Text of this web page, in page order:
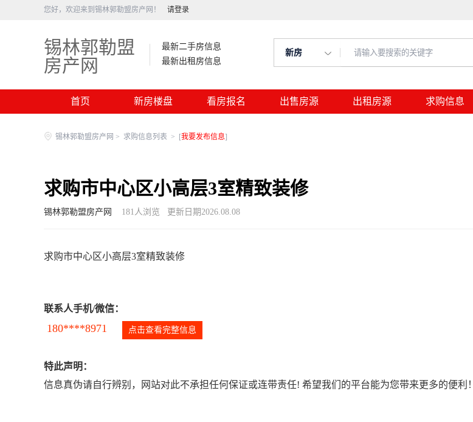
您好，欢迎来到锡林郭勒盟房产网！ 请登录
锡林郭勒盟
房产网
最新二手房信息
最新出租房信息
新房
首页 新房楼盘 看房报名 出售房源 出租房源 求购信息
锡林郭勒盟房产网 > 求购信息列表 > [我要发布信息]
求购市中心区小高层3室精致装修
锡林郭勒盟房产网 181人浏览 更新日期2026.08.08
求购市中心区小高层3室精致装修
联系人手机/微信：
180****8971 点击查看完整信息
特此声明：
信息真伪请自行辨别，网站对此不承担任何保证或连带责任! 希望我们的平台能为您带来更多的便利！